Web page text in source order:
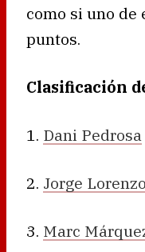
como si uno de
puntos.
Clasificación
1. Dani Pedrosa
2. Jorge Lorenzo
3. Marc